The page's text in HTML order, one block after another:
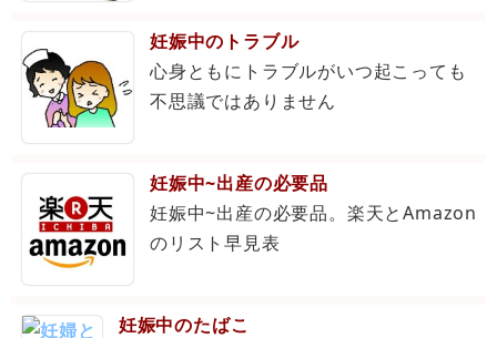
妊娠中のトラブル
心身ともにトラブルがいつ起こっても
不思議ではありません
妊娠中~出産の必要品
妊娠中~出産の必要品。楽天とAmazon
のリスト早見表
妊娠中のたばこ